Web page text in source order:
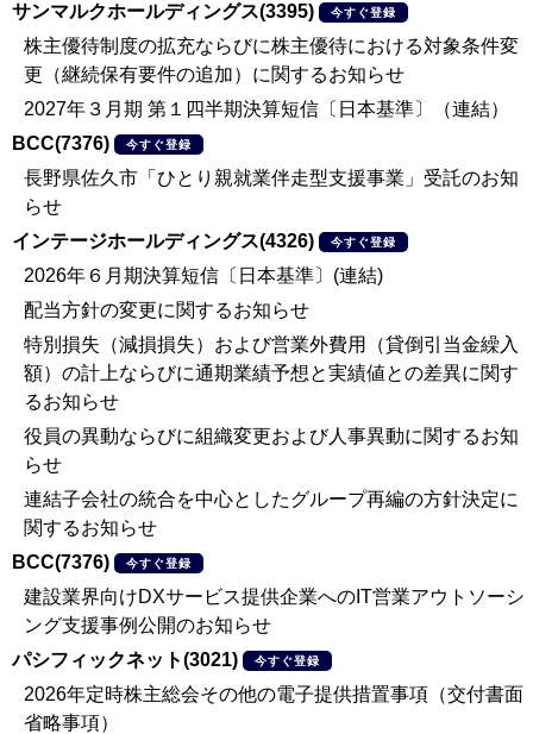
サンマルクホールディングス(3395)
今すぐ登録
株主優待制度の拡充ならびに株主優待における対象条件変
更（継続保有要件の追加）に関するお知らせ
2027年３月期 第１四半期決算短信〔日本基準〕（連結）
BCC(7376)
今すぐ登録
長野県佐久市「ひとり親就業伴走型支援事業」受託のお知
らせ
インテージホールディングス(4326)
今すぐ登録
2026年６月期決算短信〔日本基準〕(連結)
配当方針の変更に関するお知らせ
特別損失（減損損失）および営業外費用（貸倒引当金繰入
額）の計上ならびに通期業績予想と実績値との差異に関す
るお知らせ
役員の異動ならびに組織変更および人事異動に関するお知
らせ
連結子会社の統合を中心としたグループ再編の方針決定に
関するお知らせ
BCC(7376)
今すぐ登録
建設業界向けDXサービス提供企業へのIT営業アウトソーシ
ング支援事例公開のお知らせ
パシフィックネット(3021)
今すぐ登録
2026年定時株主総会その他の電子提供措置事項（交付書面
省略事項）